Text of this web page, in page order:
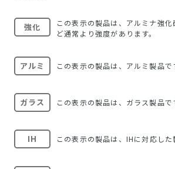
強化
この表示の製品は、アルミナ強
ど通常より強度があります。
アルミ この表示の製品は、アルミ製品で
ガラス この表示の製品は、ガラス製品で
IH この表示の製品は、IHに対応した